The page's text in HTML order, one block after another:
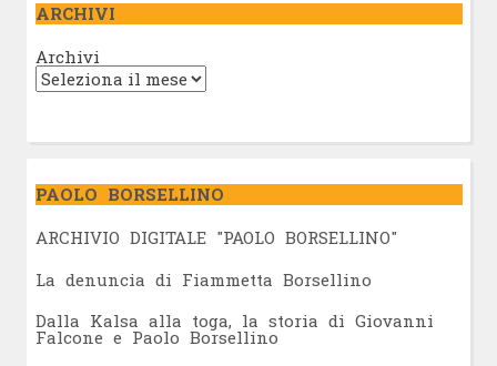
ARCHIVI
Archivi
PAOLO BORSELLINO
ARCHIVIO DIGITALE "PAOLO BORSELLINO"
La denuncia di Fiammetta Borsellino
Dalla Kalsa alla toga, la storia di Giovanni
Falcone e Paolo Borsellino